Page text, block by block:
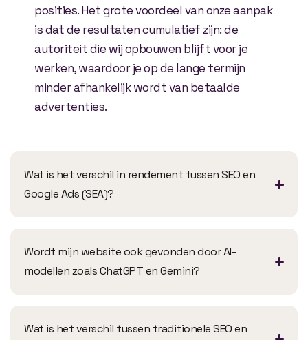
posities. Het grote voordeel van onze aanpak
is dat de resultaten cumulatief zijn: de
autoriteit die wij opbouwen blijft voor je
werken, waardoor je op de lange termijn
minder afhankelijk wordt van betaalde
advertenties.
Wat is het verschil in rendement tussen SEO en
Google Ads (SEA)?
Wordt mijn website ook gevonden door AI-
modellen zoals ChatGPT en Gemini?
Wat is het verschil tussen traditionele SEO en